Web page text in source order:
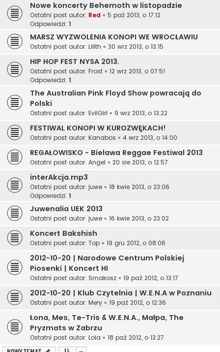
Nowe koncerty Behemoth w listopadzie
Ostatni post autor: Red « 5 paź 2013, o 17:12
Odpowiedzi: 1
MARSZ WYZWOLENIA KONOPI WE WROCŁAWIU
Ostatni post autor: Lilith « 30 wrz 2013, o 13:15
HIP HOP FEST NYSA 2013.
Ostatni post autor: Frost « 12 wrz 2013, o 07:51
Odpowiedzi: 1
The Australian Pink Floyd Show powracają do
Polski
Ostatni post autor: EvilGirl « 9 wrz 2013, o 13:22
FESTIWAL KONOPI W KUROZWĘKACH!
Ostatni post autor: Kanabos « 4 wrz 2013, o 14:00
REGAŁOWISKO - Bielawa Reggae Festiwal 2013
Ostatni post autor: Angel « 20 sie 2013, o 12:57
interAkcja.mp3
Ostatni post autor: juwe « 18 kwie 2013, o 23:06
Odpowiedzi: 1
Juwenalia UEK 2013
Ostatni post autor: juwe « 16 kwie 2013, o 23:02
Koncert Bakshish
Ostatni post autor: Top « 19 gru 2012, o 08:06
2012-10-20 | Narodowe Centrum Polskiej
Piosenki | Koncert HI
Ostatni post autor: Smakosz « 19 paź 2012, o 13:17
2012-10-20 | Klub Czytelnia | W.E.N.A w Poznaniu
Ostatni post autor: Mery « 19 paź 2012, o 12:36
Łona, Mes, Te-Tris & W.E.N.A., Małpa, The
Pryzmats w Zabrzu
Ostatni post autor: Lola « 18 paź 2012, o 13:27